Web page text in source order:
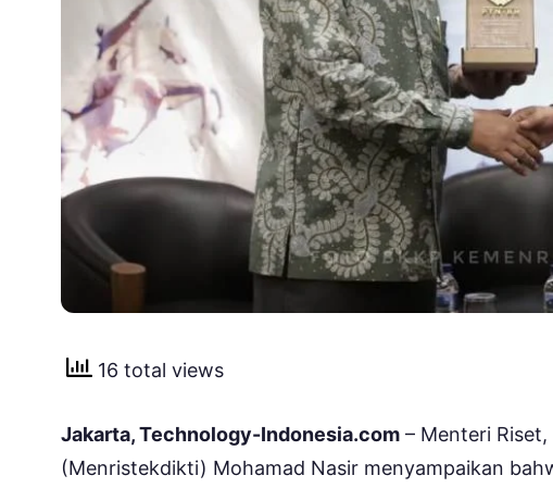
16 total views
Jakarta, Technology-Indonesia.com – Menteri
(Menristekdikti) Mohamad Nasir menyampaikan